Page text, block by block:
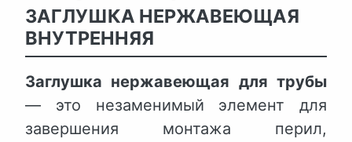
ЗАГЛУШКА НЕРЖАВЕЮЩАЯ
ВНУТРЕННЯЯ
Заглушка нержавеющая для трубы
— это незаменимый элемент для
завершения монтажа перил,